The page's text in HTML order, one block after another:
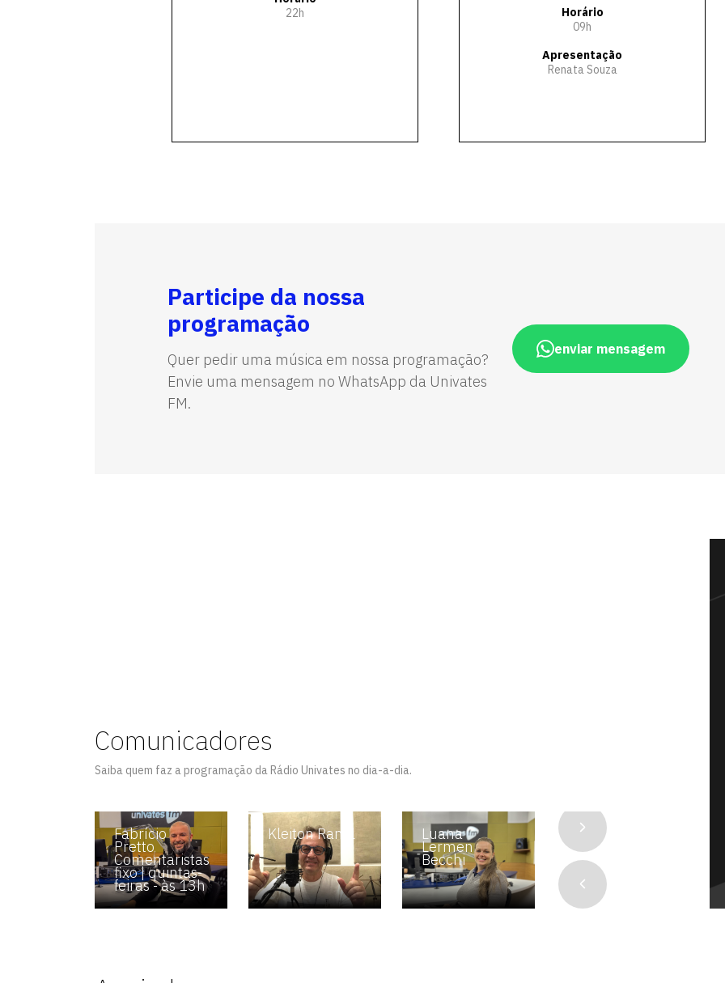
22h
Horário
09h
Apresentação
Renata Souza
Participe da nossa
programação
Quer pedir uma música em nossa programação?
Envie uma mensagem no WhatsApp da Univates
FM.
enviar mensagem
Comunicadores
Saiba quem faz a programação da Rádio Univates no dia-a-dia.
Fabrício
Pretto
Comentaristas
fixo | quintas-
feiras - às 13h
Kleiton Ramil Luana
Lermen
Becchi
Marcelo
Petter